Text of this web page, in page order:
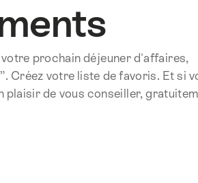
prochain déjeuner d'affaires,
Créez votre liste de favoris. Et si
plaisir de vous conseiller,